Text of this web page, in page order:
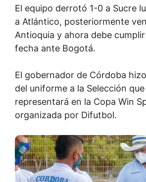
El equipo derrotó 1-0 a Sucre
a Atlántico, posteriormente
Antioquia y ahora debe
fecha ante Bogotá.
El gobernador de Córdoba
del uniforme a la Selección
representará en la Copa Win
organizada por Difutbol.